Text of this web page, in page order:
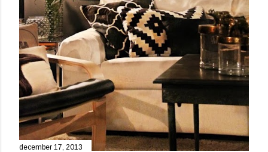
december 17, 2013